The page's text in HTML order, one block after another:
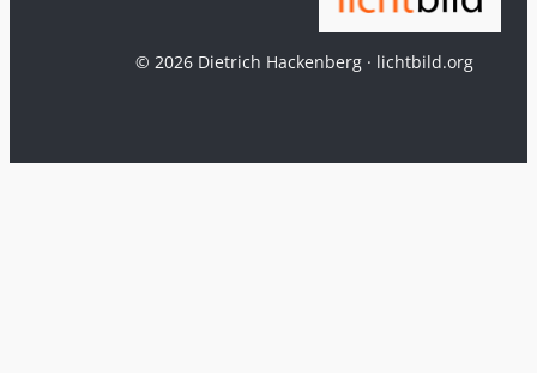
© 2026 Dietrich Hackenberg · lichtbild.org